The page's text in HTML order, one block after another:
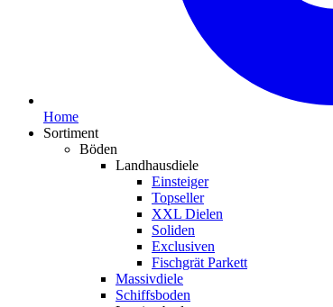
Home
Sortiment
Böden
Landhausdiele
Einsteiger
Topseller
XXL Dielen
Soliden
Exclusiven
Fischgrät Parkett
Massivdiele
Schiffsboden